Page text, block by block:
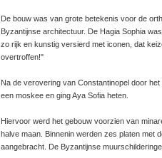
De bouw was van grote betekenis voor de
Byzantijnse architectuur. De Hagia Sophia
zo rijk en kunstig versierd met iconen, dat
overtroffen!"
Na de verovering van Constantinopel door
een moskee en ging Aya Sofia heten.
Hiervoor werd het gebouw voorzien van
halve maan. Binnenin werden zes platen met
aangebracht. De Byzantijnse